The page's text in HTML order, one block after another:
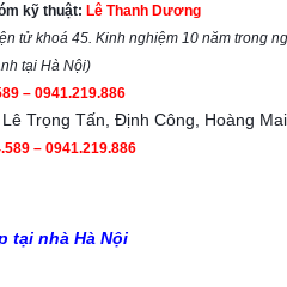
kỹ thuật: Lê Thanh Dương
tử khoá 45. Kinh nghiệm 10 năm trong
tại Hà Nội)
– 0941.219.886
Trọng Tấn, Định Công, Hoàng
– 0941.219.886
tại nhà Hà Nội